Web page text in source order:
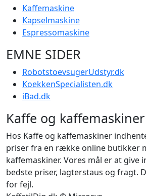
Kaffemaskine
Kapselmaskine
Espressomaskine
EMNE SIDER
RobotstoevsugerUdstyr.dk
KoekkenSpecialisten.dk
iBad.dk
Kaffe og kaffemaskiner
Hos Kaffe og kaffemaskiner
priser fra en række online butikker
kaffemaskiner. Vores mål er at give
bedste priser, lagterstaus og fragt.
for fejl.